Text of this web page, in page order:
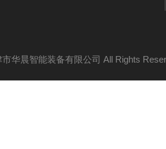
市华晨智能装备有限公司 All Rights